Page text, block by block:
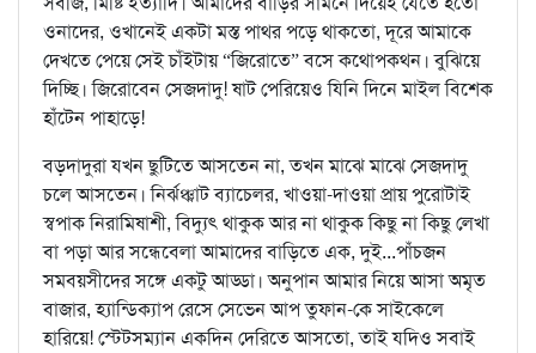
ওনাদের, ওখানেই একটা মস্ত পাথর পড়ে থাকতো, দূরে আমাকে
দেখতে পেয়ে সেই চাঁইটায় “জিরোতে” বসে কথোপকথন। বুঝিয়ে
দিচ্ছি। জিরোবেন সেজদাদু! ষাট পেরিয়েও যিনি দিনে মাইল বিশেক
হাঁটেন পাহাড়ে!
বড়দাদুরা যখন ছুটিতে আসতেন না, তখন মাঝে মাঝে সেজদাদু
চলে আসতেন। নির্ঝঞ্ঝাট ব্যাচেলর, খাওয়া-দাওয়া প্রায় পুরোটাই
স্বপাক নিরামিষাশী, বিদ্যুৎ থাকুক আর না থাকুক কিছু না কিছু লেখা
বা পড়া আর সন্ধেবেলা আমাদের বাড়িতে এক, দুই...পাঁচজন
সমবয়সীদের সঙ্গে একটু আড্ডা। অনুপান আমার নিয়ে আসা অমৃত
বাজার, হ্যান্ডিক্যাপ রেসে সেভেন আপ তুফান-কে সাইকেলে
হারিয়ে! স্টেটসম্যান একদিন দেরিতে আসতো, তাই যদিও সবাই